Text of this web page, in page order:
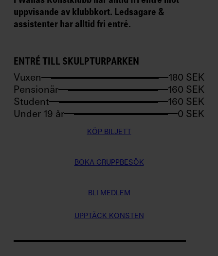
uppvisande av klubbkort. Ledsagare &
assistenter har alltid fri entré.
ENTRÉ TILL SKULPTURPARKEN
Vuxen
180 SEK
Pensionär
160 SEK
Student
160 SEK
Under 19 år
0 SEK
KÖP BILJETT
BOKA GRUPPBESÖK
BLI MEDLEM
UPPTÄCK KONSTEN